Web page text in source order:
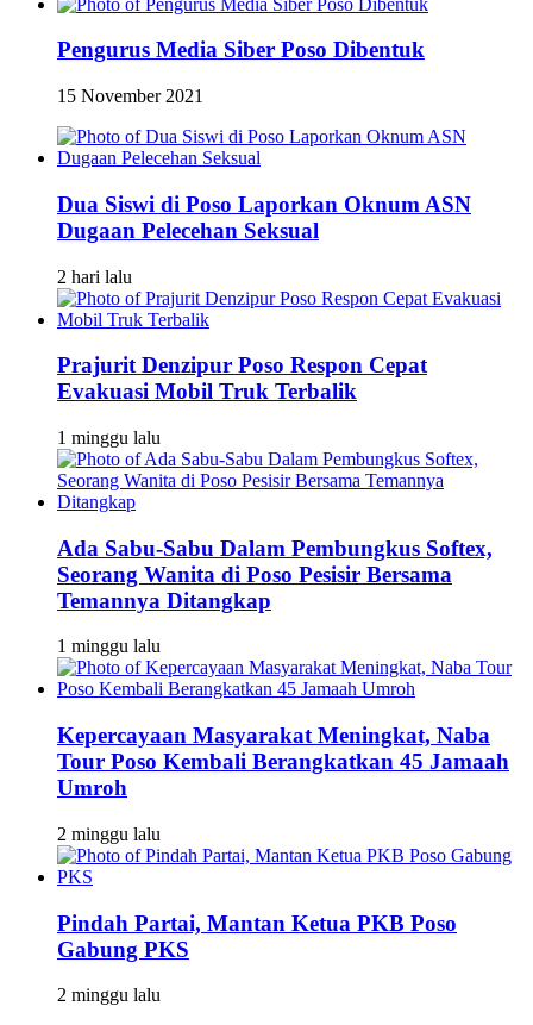
Pengurus Media Siber Poso Dibentuk
15 November 2021
Dua Siswi di Poso Laporkan Oknum ASN
Dugaan Pelecehan Seksual
2 hari lalu
Prajurit Denzipur Poso Respon Cepat
Evakuasi Mobil Truk Terbalik
1 minggu lalu
Ada Sabu-Sabu Dalam Pembungkus Softex,
Seorang Wanita di Poso Pesisir Bersama
Temannya Ditangkap
1 minggu lalu
Kepercayaan Masyarakat Meningkat, Naba
Tour Poso Kembali Berangkatkan 45 Jamaah
Umroh
2 minggu lalu
Pindah Partai, Mantan Ketua PKB Poso
Gabung PKS
2 minggu lalu